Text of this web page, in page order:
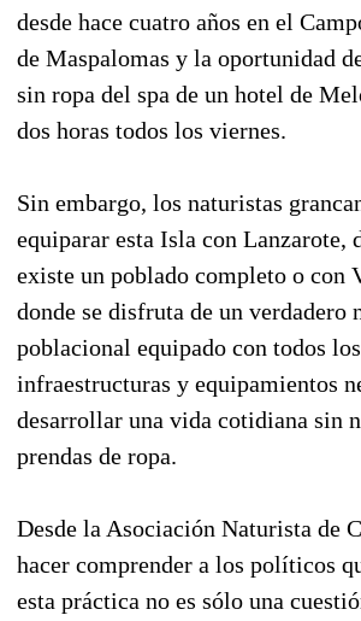
desde hace cuatro años en el
de Maspalomas y la oportunidad
sin ropa del spa de un hotel de
dos horas todos los viernes.
Sin embargo, los naturistas
equiparar esta Isla con Lanzarote,
existe un poblado completo o con
donde se disfruta de un verdadero
poblacional equipado con todos
infraestructuras y equipamientos
desarrollar una vida cotidiana sin
prendas de ropa.
Desde la Asociación Naturista de
hacer comprender a los políticos
esta práctica no es sólo una